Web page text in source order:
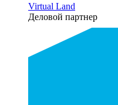
Virtual Land
Деловой партнер